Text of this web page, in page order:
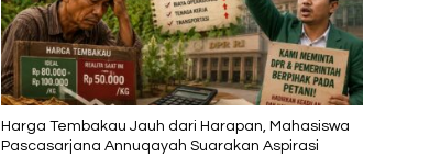
Harga Tembakau Jauh dari Harapan, Mahasiswa
Pascasarjana Annuqayah Suarakan Aspirasi